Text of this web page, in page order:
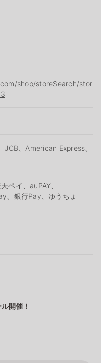
shop/storeSearch/stor
、American Express、
ペイ、auPAY、
、銀行Pay、ゆうちょ
開催！